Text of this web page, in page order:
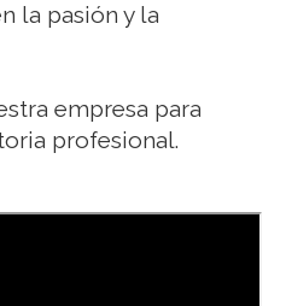
la pasión y la
empresa para
profesional.